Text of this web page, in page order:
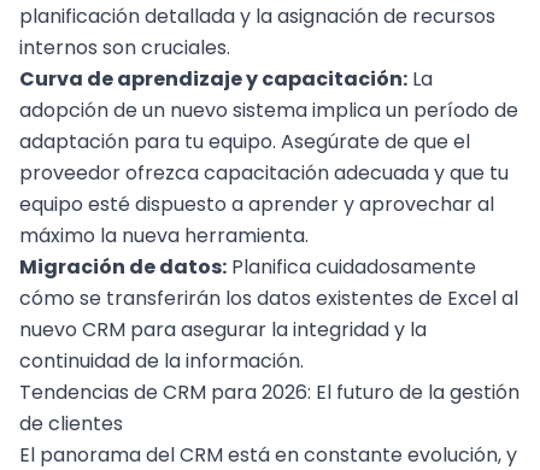
planificación detallada y la asignación de recursos
internos son cruciales.
Curva de aprendizaje y capacitación: La
adopción de un nuevo sistema implica un período de
adaptación para tu equipo. Asegúrate de que el
proveedor ofrezca capacitación adecuada y que tu
equipo esté dispuesto a aprender y aprovechar al
máximo la nueva herramienta.
Migración de datos: Planifica cuidadosamente
cómo se transferirán los datos existentes de Excel al
nuevo CRM para asegurar la integridad y la
continuidad de la información.
Tendencias de CRM para 2026: El futuro de la gestión
de clientes
El panorama del CRM está en constante evolución, y